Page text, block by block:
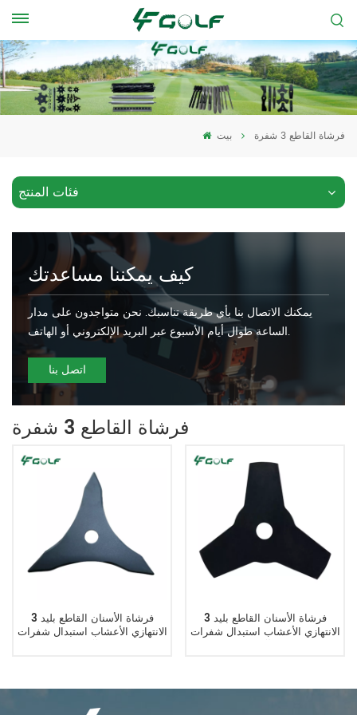
بيت فرشاة القاطع 3 شفرة
فئات المنتج
كيف يمكننا مساعدتك
يمكنك الاتصال بنا بأي طريقة تناسبك. نحن متواجدون على مدار
الساعة طوال أيام الأسبوع عبر البريد الإلكتروني أو الهاتف.
اتصل بنا
فرشاة القاطع 3 شفرة
3 فرشاة الأسنان القاطع بليد
الانتهازي الأعشاب استبدال شفرات
3 فرشاة الأسنان القاطع بليد
الانتهازي الأعشاب استبدال شفرات